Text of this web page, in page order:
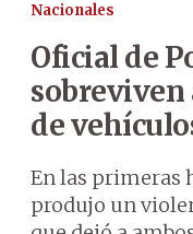
Nacionales
Oficial de
sobreviven
de
En las primeras
produjo un